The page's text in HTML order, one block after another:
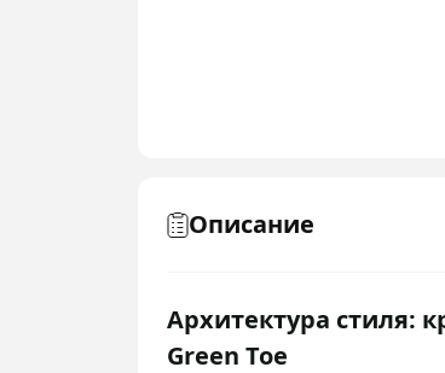
Описание
Архитектура стиля:
Green Toe